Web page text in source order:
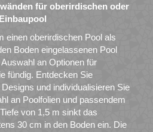
für oberirdischen oder
einen oberirdischen Pool als
Boden eingelassenen Pool
an Optionen für
fündig. Entdecken Sie
und individualisieren Sie
an Poolfolien und passendem
von 1,5 m sinkt das
30 cm in den Boden ein. Die